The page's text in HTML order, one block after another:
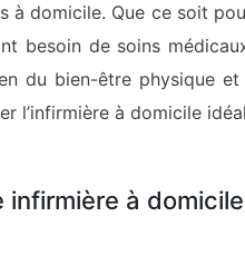
à domicile. Que ce soit
besoin de soins
du bien-être physique
l’infirmière à domicile
à